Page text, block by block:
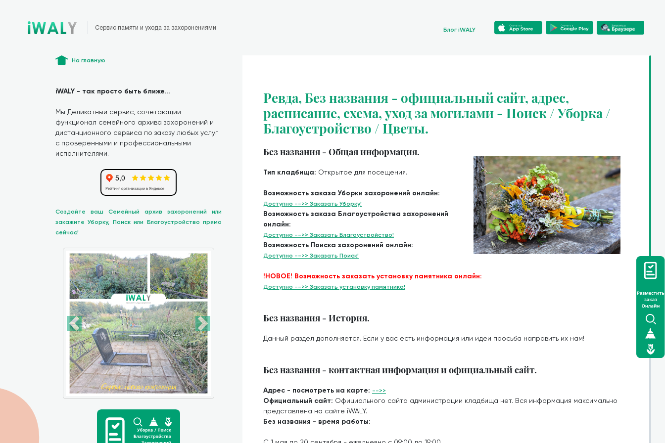
Сервис памяти и ухода за захоронениями Блог iWALY
На главную
iWALY - так просто быть ближе...
Мы Деликатный сервис, сочетающий
функционал семейного архива захоронений и
дистанционного сервиса по заказу любых услуг
с проверенными и профессиональными
исполнителями.
Создайте ваш Семейный архив захоронений или
закажите Уборку, Поиск или Благоустройство прямо
сейчас!
Ревда, Без названия - официальный сайт, адрес,
расписание, схема, уход за могилами - Поиск / Уборка /
Благоустройство / Цветы.
Без названия - Общая информация.
Тип кладбища: Открытое для посещения.
Возможность заказа Уборки захоронений онлайн:
Доступно -->> Заказать Уборку!
Возможность заказа Благоустройства захоронений
онлайн:
Доступно -->> Заказать Благоустройство!
Возможность Поиска захоронений онлайн:
Доступно -->> Заказать Поиск!
!НОВОЕ! Возможность заказать установку памятника онлайн:
Доступно -->> Заказать установку памятника!
Без названия - История.
Данный раздел дополняется. Если у вас есть информация или идеи просьба направить их нам!
Без названия - контактная информация и официальный сайт.
Адрес - посмотреть на карте: -->>
Официальный сайт: Официального сайта администрации кладбища нет. Вся информация максимально
представлена на сайте iWALY.
Без названия - время работы: